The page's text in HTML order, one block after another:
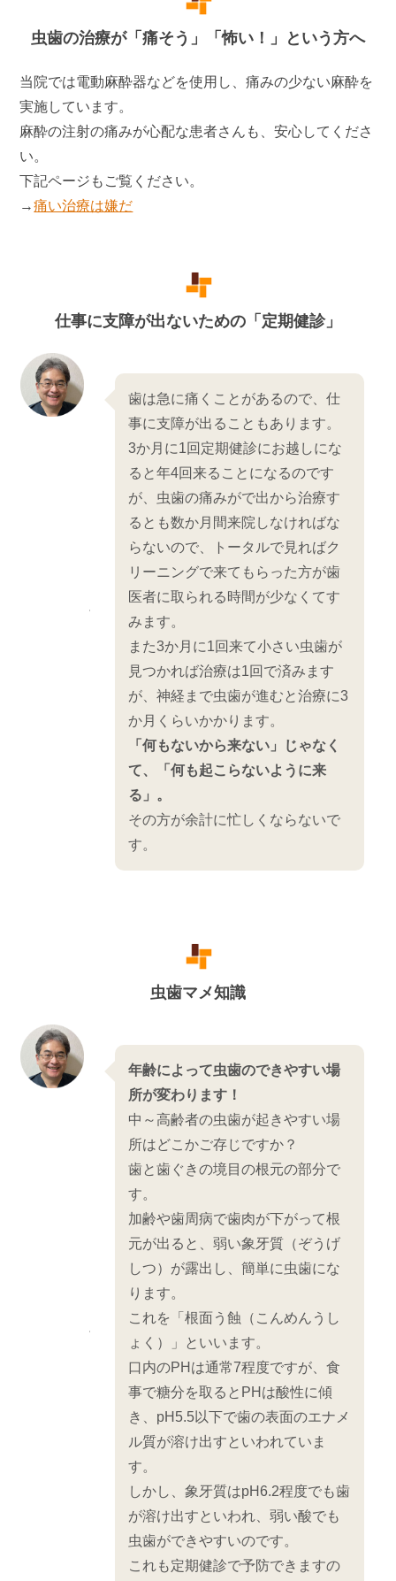
虫歯の治療が「痛そう」「怖い！」という方へ
当院では電動麻酔器などを使用し、痛みの少ない麻酔を
実施しています。
麻酔の注射の痛みが心配な患者さんも、安心してくださ
い。
下記ページもご覧ください。
→痛い治療は嫌だ
仕事に支障が出ないための「定期健診」
歯は急に痛くことがあるので、仕
事に支障が出ることもあります。
3か月に1回定期健診にお越しにな
ると年4回来ることになるのです
が、虫歯の痛みがで出から治療す
るとも数か月間来院しなければな
らないので、トータルで見ればク
リーニングで来てもらった方が歯
医者に取られる時間が少なくてす
みます。
また3か月に1回来て小さい虫歯が
見つかれば治療は1回で済みます
が、神経まで虫歯が進むと治療に3
か月くらいかかります。
「何もないから来ない」じゃなく
て、「何も起こらないように来
る」。
その方が余計に忙しくならないで
す。
虫歯マメ知識
年齢によって虫歯のできやすい場
所が変わります！
中～高齢者の虫歯が起きやすい場
所はどこかご存じですか？
歯と歯ぐきの境目の根元の部分で
す。
加齢や歯周病で歯肉が下がって根
元が出ると、弱い象牙質（ぞうげ
しつ）が露出し、簡単に虫歯にな
ります。
これを「根面う蝕（こんめんうし
ょく）」といいます。
口内のPHは通常7程度ですが、食
事で糖分を取るとPHは酸性に傾
き、pH5.5以下で歯の表面のエナメ
ル質が溶け出すといわれていま
す。
しかし、象牙質はpH6.2程度でも歯
が溶け出すといわれ、弱い酸でも
虫歯ができやすいのです。
これも定期健診で予防できますの